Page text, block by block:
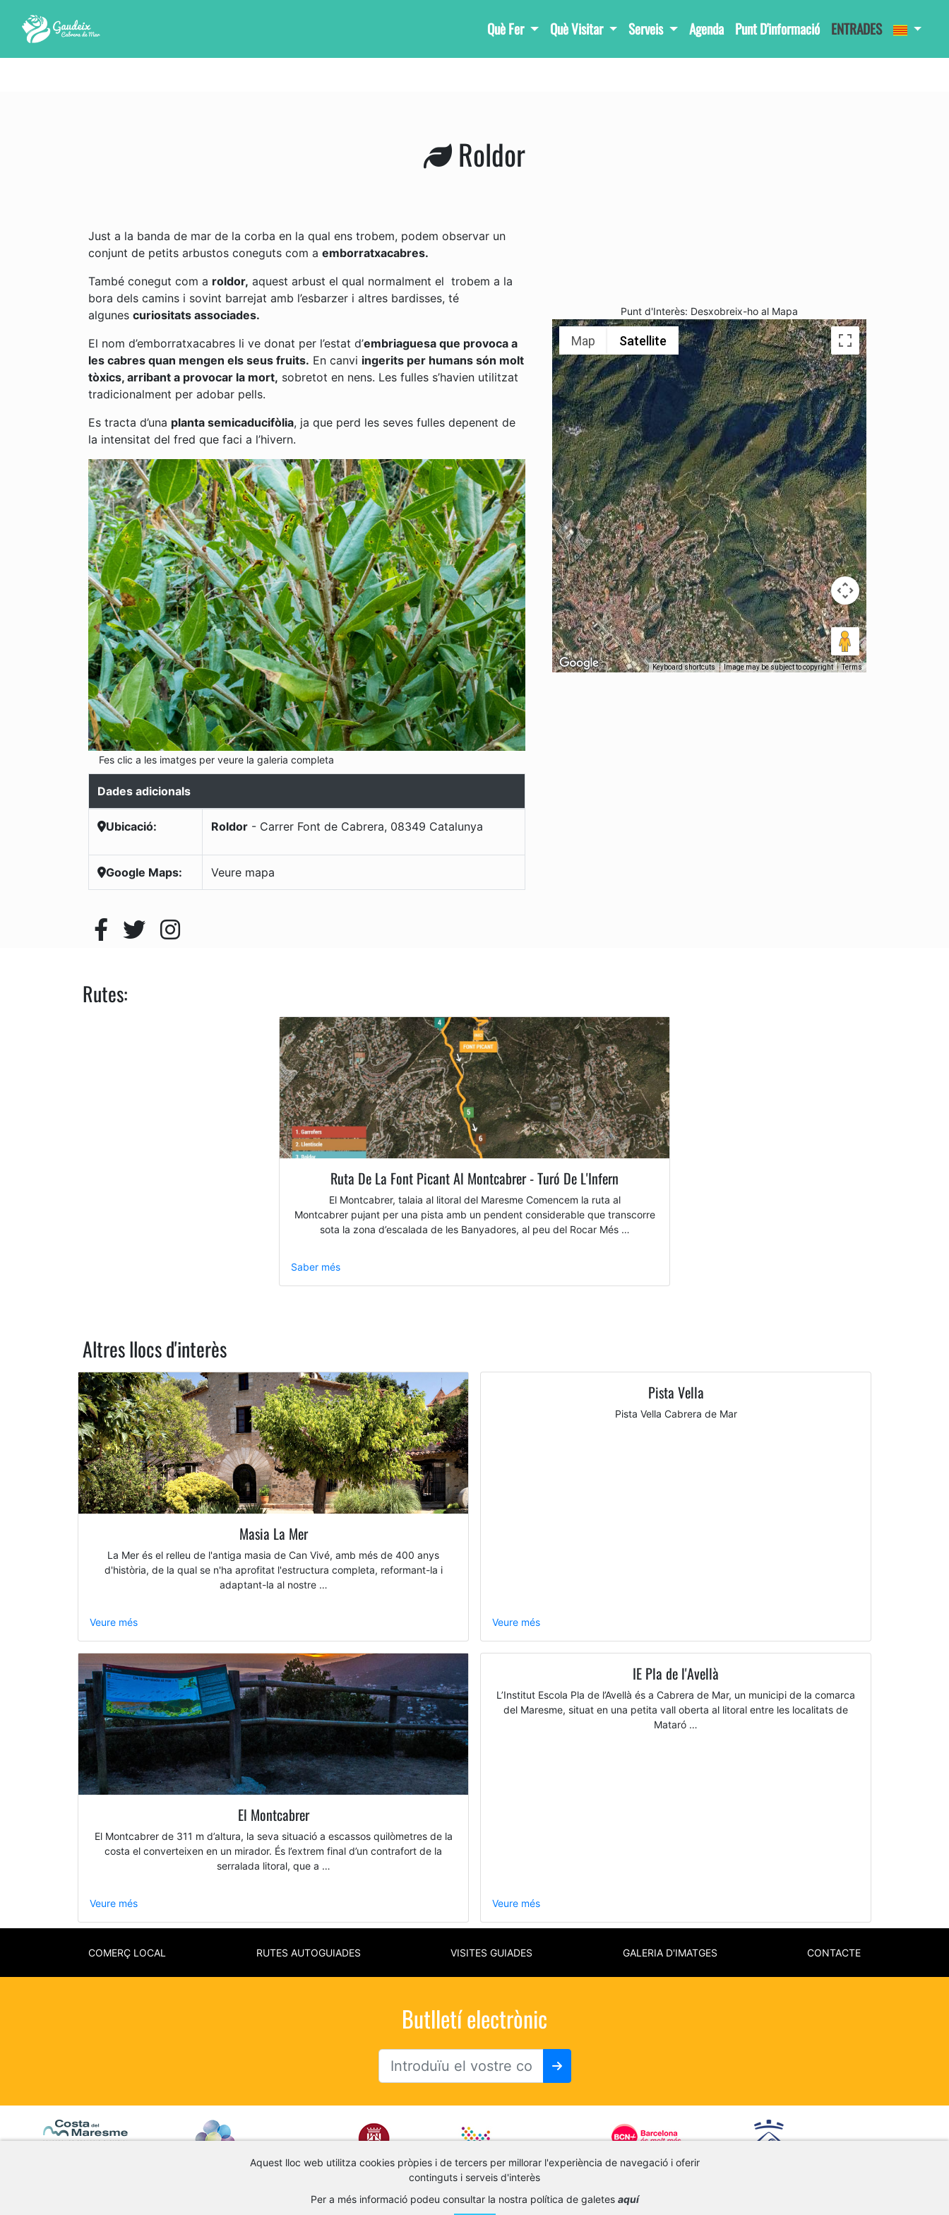
Què Fer Què Visitar Serveis Agenda Punt D'informació ENTRADES
Roldor
Just a la banda de mar de la corba en la qual ens trobem, podem observar un
conjunt de petits arbustos coneguts com a emborratxacabres.
També conegut com a roldor, aquest arbust el qual normalment el trobem a la
bora dels camins i sovint barrejat amb l’esbarzer i altres bardisses, té
algunes curiositats associades.
El nom d’emborratxacabres li ve donat per l’estat d’embriaguesa que provoca a
les cabres quan mengen els seus fruits. En canvi ingerits per humans són molt
tòxics, arribant a provocar la mort, sobretot en nens. Les fulles s’havien utilitzat
tradicionalment per adobar pells.
Es tracta d’una planta semicaducifòlia, ja que perd les seves fulles depenent de
la intensitat del fred que faci a l’hivern.
Fes clic a les imatges per veure la galeria completa
Dades adicionals
Ubicació: Roldor - Carrer Font de Cabrera, 08349 Catalunya
Google Maps: Veure mapa
Punt d'Interès: Desxobreix-ho al Mapa
Map Satellite
Keyboard shortcuts Image may be subject to copyright Terms
Rutes:
Ruta De La Font Picant Al Montcabrer - Turó De L'Infern
El Montcabrer, talaia al litoral del Maresme Comencem la ruta al
Montcabrer pujant per una pista amb un pendent considerable que transcorre
sota la zona d’escalada de les Banyadores, al peu del Rocar Més …
Saber més
Altres llocs d'interès
Masia La Mer
La Mer és el relleu de l'antiga masia de Can Vivé, amb més de 400 anys
d'història, de la qual se n'ha aprofitat l'estructura completa, reformant-la i
adaptant-la al nostre …
Veure més
Pista Vella
Pista Vella Cabrera de Mar
Veure més
El Montcabrer
El Montcabrer de 311 m d’altura, la seva situació a escassos quilòmetres de la
costa el converteixen en un mirador. És l’extrem final d’un contrafort de la
serralada litoral, que a …
Veure més
IE Pla de l'Avellà
L’Institut Escola Pla de l’Avellà és a Cabrera de Mar, un municipi de la comarca
del Maresme, situat en una petita vall oberta al litoral entre les localitats de
Mataró …
Veure més
Aquest lloc web utilitza cookies pròpies i de tercers per millorar l'experiència de navegació i oferir
continguts i serveis d'interès
Per a més informació podeu consultar la nostra política de galetes aquí
COMERÇ LOCAL RUTES AUTOGUIADES VISITES GUIADES GALERIA D'IMATGES CONTACTE
Butlletí electrònic